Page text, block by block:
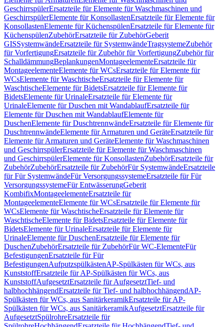
GeschirrspülerErsatzteile für Elemente für Waschmaschinen und
GeschirrspülerElemente für KonsollastenErsatzteile für Elemente für
KonsollastenElemente für KüchenspülenErsatzteile für Elemente für
KüchenspülenZubehörErsatzteile für ZubehörGeberit
GISSystemwändeErsatzteile für SystemwändeTragsystemeZubehör
für VorfertigungErsatzteile für Zubehör für VorfertigungZubehör für
SchalldämmungBeplankungenMontageelementeErsatzteile für
MontageelementeElemente für WCsErsatzteile für Elemente für
WCsElemente für WaschtischeErsatzteile für Elemente für
WaschtischeElemente für BidetsErsatzteile für Elemente für
BidetsElemente für UrinaleErsatzteile für Elemente für
UrinaleElemente für Duschen mit WandablaufErsatzteile für
Elemente für Duschen mit WandablaufElemente für
DuschenElemente für DuschtrennwändeErsatzteile für Elemente für
DuschtrennwändeElemente für Armaturen und GeräteErsatzteile für
Elemente für Armaturen und GeräteElemente für Waschmaschinen
und GeschirrspülerErsatzteile für Elemente für Waschmaschinen
und GeschirrspülerElemente für KonsollastenZubehörErsatzteile für
ZubehörZubehörErsatzteile für ZubehörFür SystemwändeErsatzteile
für Für SystemwändeFür VersorgungssystemeErsatzteile für Für
VersorgungssystemeFür EntwässerungGeberit
KombifixMontageelementeErsatzteile für
MontageelementeElemente für WCsErsatzteile für Elemente für
WCsElemente für WaschtischeErsatzteile für Elemente für
WaschtischeElemente für BidetsErsatzteile für Elemente für
BidetsElemente für UrinaleErsatzteile für Elemente für
UrinaleElemente für DuschenErsatzteile für Elemente für
DuschenZubehörErsatzteile für ZubehörFür WC-ElementeFür
BefestigungenErsatzteile für Für
BefestigungenAufputzspülkästenAP-Spülkästen für WCs, aus
KunststoffErsatzteile für AP-Spülkästen für WCs, aus
KunststoffAufgesetztErsatzteile für AufgesetztTief- und
halbhochhängendErsatzteile für Tief- und halbhochhängendAP-
Spülkästen für WCs, aus SanitärkeramikErsatzteile für AP-
Spülkästen für WCs, aus SanitärkeramikAufgesetztErsatzteile für
AufgesetztSpülrohreErsatzteile für